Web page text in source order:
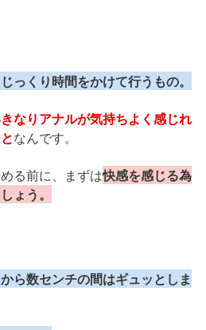
っくり時間をかけて行うもの。
なりアナルが気持ちよく感じれ
なんです。
る前に、まずは快感を感じる為
ょう。
ら数センチの間はギュッとしま